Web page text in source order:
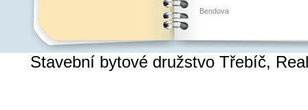
Bendova
Stavební bytové družstvo Třebíč,